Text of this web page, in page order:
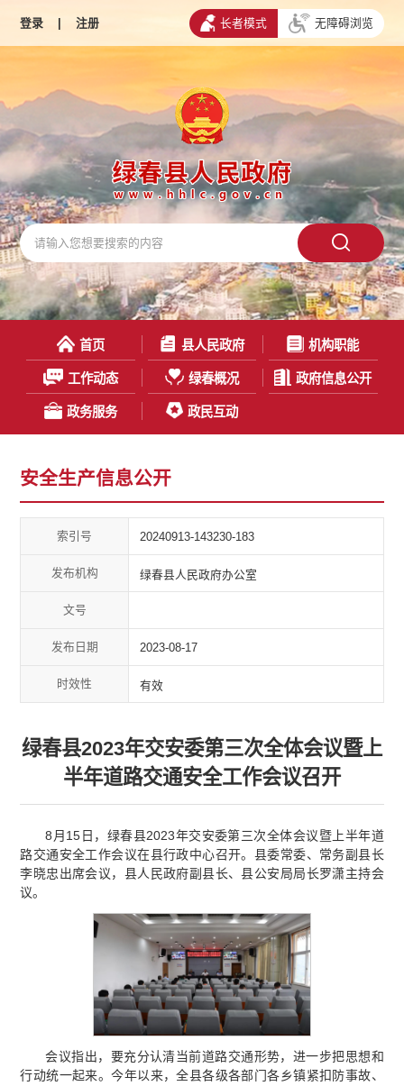
登录 | 注册 长者模式 无障碍浏览
首页 县人民政府 机构职能
工作动态 绿春概况 政府信息公开
政务服务 政民互动
安全生产信息公开
索引号 20240913-143230-183
发布机构 绿春县人民政府办公室
文号
发布日期 2023-08-17
时效性 有效
绿春县2023年交安委第三次全体会议暨上
半年道路交通安全工作会议召开
8月15日，绿春县2023年交安委第三次全体会议暨上半年道
路交通安全工作会议在县行政中心召开。县委常委、常务副县长
李晓忠出席会议，县人民政府副县长、县公安局局长罗潇主持会
议。
会议指出，要充分认清当前道路交通形势，进一步把思想和
行动统一起来。今年以来，全县各级各部门各乡镇紧扣防事故、